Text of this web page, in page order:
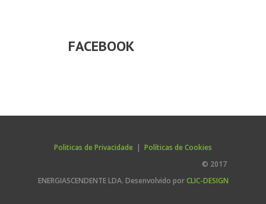
FACEBOOK
Politicas de Privacidade | Políticas de Cookies
© 2017
ENERGIASCENDENTE LDA. Desenvolvido porCLIC-DESIGN